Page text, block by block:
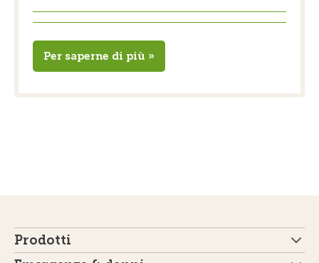
Per saperne di più »
Prodotti